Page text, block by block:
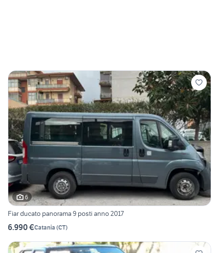
6
Fiar ducato panorama 9 posti anno 2017
6.990 €Catania (CT)